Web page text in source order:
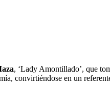
, ‘Lady Amontillado’, que
convirtiéndose en un